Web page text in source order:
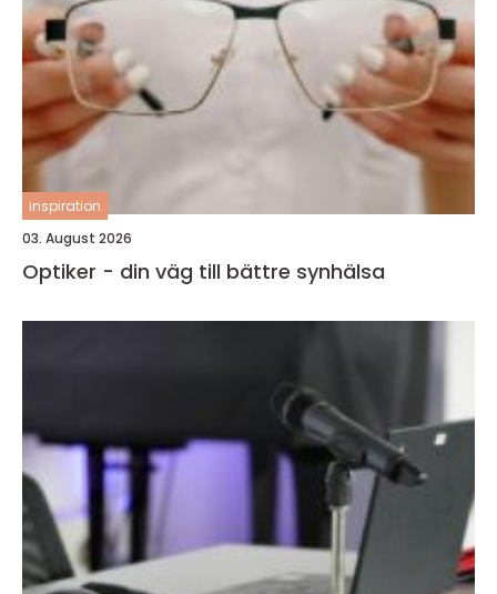
inspiration
03. August 2026
Optiker - din väg till bättre synhälsa